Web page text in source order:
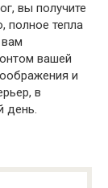
вы получите
полное тепла
вашей
и
в
день.